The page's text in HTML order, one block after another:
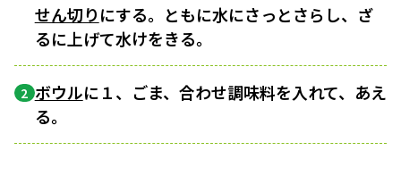
せん切りにする。ともに水にさっとさらし、ざ
るに上げて水けをきる。
2 ボウルに１、ごま、合わせ調味料を入れて、あえ
る。